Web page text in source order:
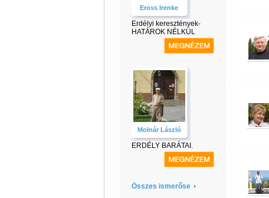
Eross Irenke
Erdélyi keresztények-
HATÁROK NÉLKÜL
Molnár László
ERDÉLY BARÁTAI.
Összes ismerőse